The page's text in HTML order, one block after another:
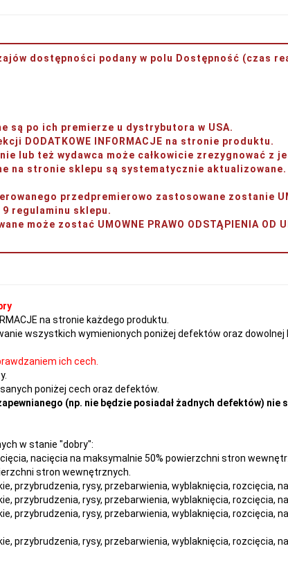
dostępności podany w polu Dostępność (czas
są po ich premierze u dystrybutora w USA.
DODATKOWE INFORMACJE na stronie produktu.
lub też wydawca może całkowicie zrezygnować z
na stronie sklepu są systematycznie aktualizowane.
przedpremierowo zastosowane zostanie
9 regulaminu sklepu.
zostać UMOWNE PRAWO ODSTĄPIENIA OD
na stronie każdego produktu.
wszystkich wymienionych poniżej defektów oraz dowolnej
ich cech.
poniżej cech oraz defektów.
(np. nie będzie posiadał żadnych defektów) nie
w stanie "dobry":
nacięcia na maksymalnie 50% powierzchni stron
stron wewnętrznych.
przybrudzenia, rysy, przebarwienia, wyblaknięcia, rozcięcia,
przybrudzenia, rysy, przebarwienia, wyblaknięcia, rozcięcia,
przybrudzenia, rysy, przebarwienia, wyblaknięcia, rozcięcia,
przybrudzenia, rysy, przebarwienia, wyblaknięcia, rozcięcia,